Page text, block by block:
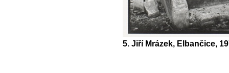
5. Jiří Mrázek, Elbančice,